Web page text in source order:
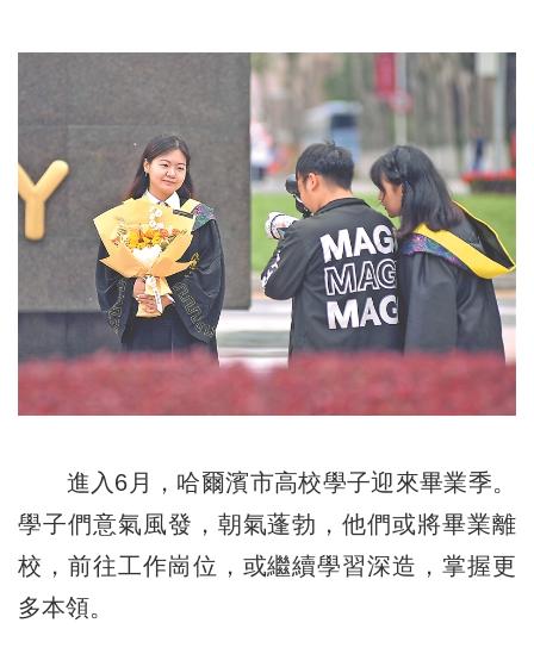
進入6月，哈爾濱市高校學子迎來畢業季。
學子們意氣風發，朝氣蓬勃，他們或將畢業離
校，前往工作崗位，或繼續學習深造，掌握更
多本領。